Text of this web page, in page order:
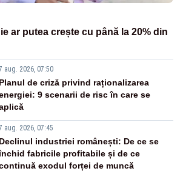
ar putea crește cu până la 20% din
aug. 2026, 07:50
Planul de criză privind raționalizarea
9 scenarii de risc în care se
aug. 2026, 07:45
Declinul industriei românești: De ce se
fabricile profitabile și de ce
exodul forței de muncă